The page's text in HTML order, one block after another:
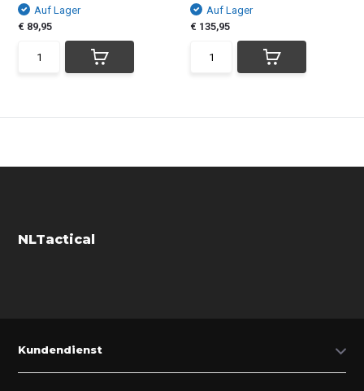
Auf Lager
€ 89,95
Auf Lager
€ 135,95
NLTactical
Kundendienst